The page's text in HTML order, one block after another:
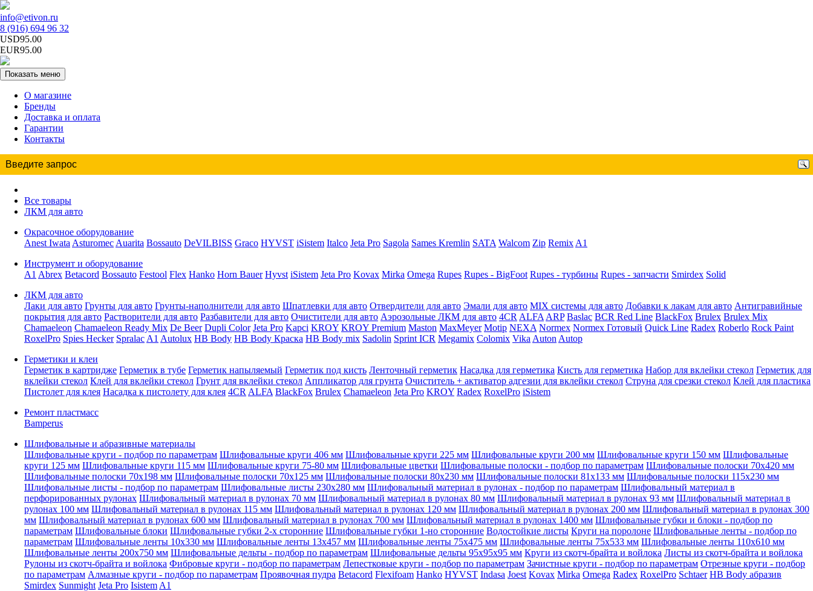
info@etivon.ru
8 (916) 694 96 32
USD95.00
EUR95.00
Показать меню
О магазине
Бренды
Доставка и оплата
Гарантии
Контакты
Все товары
ЛКМ для авто
Окрасочное оборудование
Anest Iwata Asturomec Auarita Bossauto DeVILBISS Graco HYVST iSistem Italco Jeta Pro Sagola Sames Kremlin SATA Walcom Zip Remix A1
Инструмент и оборудование
A1 Abrex Betacord Bossauto Festool Flex Hanko Horn Bauer Hyvst iSistem Jeta Pro Kovax Mirka Omega Rupes Rupes - BigFoot Rupes - турбины Rupes - запчасти Smirdex Solid
ЛКМ для авто
Лаки для авто Грунты для авто Грунты-наполнители для авто Шпатлевки для авто Отвердители для авто Эмали для авто MIX системы для авто Добавки к лакам для авто Антигравийные
покрытия для авто Растворители для авто Разбавители для авто Очистители для авто Аэрозольные ЛКМ для авто 4CR ALFA ARP Baslac BCR Red Line BlackFox Brulex Brulex Mix
Chamaeleon Chamaeleon Ready Mix De Beer Dupli Color Jeta Pro Kapci KROY KROY Premium Maston MaxMeyer Motip NEXA Normex Normex Готовый Quick Line Radex Roberlo Rock Paint
RoxelPro Spies Hecker Spralac A1 Autolux HB Body HB Body Краска HB Body mix Sadolin Sprint ICR Megamix Colomix Vika Auton Autop
Герметики и клеи
Герметик в картридже Герметик в тубе Герметик напыляемый Герметик под кисть Ленточный герметик Насадка для герметика Кисть для герметика Набор для вклейки стекол Герметик для
вклейки стекол Клей для вклейки стекол Грунт для вклейки стекол Аппликатор для грунта Очиститель + активатор адгезии для вклейки стекол Струна для срезки стекол Клей для пластика
Пистолет для клея Насадка к пистолету для клея 4CR ALFA BlackFox Brulex Chamaeleon Jeta Pro KROY Radex RoxelPro iSistem
Ремонт пластмасс
Bamperus
Шлифовальные и абразивные материалы
Шлифовальные круги - подбор по параметрам Шлифовальные круги 406 мм Шлифовальные круги 225 мм Шлифовальные круги 200 мм Шлифовальные круги 150 мм Шлифовальные
круги 125 мм Шлифовальные круги 115 мм Шлифовальные круги 75-80 мм Шлифовальные цветки Шлифовальные полоски - подбор по параметрам Шлифовальные полоски 70x420 мм
Шлифовальные полоски 70x198 мм Шлифовальные полоски 70x125 мм Шлифовальные полоски 80x230 мм Шлифовальные полоски 81x133 мм Шлифовальные полоски 115x230 мм
Шлифовальные листы - подбор по параметрам Шлифовальные листы 230x280 мм Шлифовальный материал в рулонах - подбор по параметрам Шлифовальный материал в
перфорированных рулонах Шлифовальный материал в рулонах 70 мм Шлифовальный материал в рулонах 80 мм Шлифовальный материал в рулонах 93 мм Шлифовальный материал в
рулонах 100 мм Шлифовальный материал в рулонах 115 мм Шлифовальный материал в рулонах 120 мм Шлифовальный материал в рулонах 200 мм Шлифовальный материал в рулонах 300
мм Шлифовальный материал в рулонах 600 мм Шлифовальный материал в рулонах 700 мм Шлифовальный материал в рулонах 1400 мм Шлифовальные губки и блоки - подбор по
параметрам Шлифовальные блоки Шлифовальные губки 2-х сторонние Шлифовальные губки 1-но сторонние Водостойкие листы Круги на поролоне Шлифовальные ленты - подбор по
параметрам Шлифовальные ленты 10x330 мм Шлифовальные ленты 13x457 мм Шлифовальные ленты 75x475 мм Шлифовальные ленты 75x533 мм Шлифовальные ленты 110x610 мм
Шлифовальные ленты 200x750 мм Шлифовальные дельты - подбор по параметрам Шлифовальные дельты 95x95x95 мм Круги из скотч-брайта и войлока Листы из скотч-брайта и войлока
Рулоны из скотч-брайта и войлока Фибровые круги - подбор по параметрам Лепестковые круги - подбор по параметрам Зачистные круги - подбор по параметрам Отрезные круги - подбор
по параметрам Алмазные круги - подбор по параметрам Проявочная пудра Betacord Flexifoam Hanko HYVST Indasa Joest Kovax Mirka Omega Radex RoxelPro Schtaer HB Body абразив
Smirdex Sunmight Jeta Pro Isistem A1